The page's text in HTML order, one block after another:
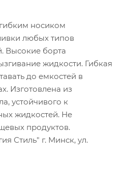
носиком
любых типов
Высокие борта
жидкости. Гибкая
до емкостей в
Изготовлена из
устойчивого к
жидкостей. Не
продуктов.
Стиль" г. Минск, ул.